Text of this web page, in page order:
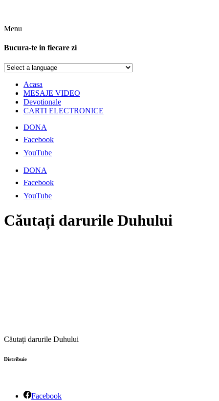
Menu
Bucura-te in fiecare zi
Acasa
MESAJE VIDEO
Devotionale
CARTI ELECTRONICE
DONA
Facebook
YouTube
DONA
Facebook
YouTube
Căutați darurile Duhului
Căutați darurile Duhului
Distribuie
Facebook